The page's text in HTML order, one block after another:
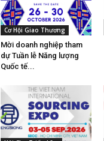
Cơ Hội Giao Thương
Mời doanh nghiệp tham
dự Tuần lễ Năng lượng
Quốc tế...